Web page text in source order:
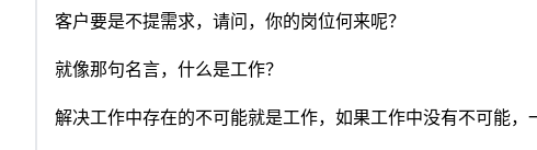
客户要是不提需求，请问，你的岗位何来呢？
就像那句名言，什么是工作？
解决工作中存在的不可能就是工作，如果工作中没有不可能